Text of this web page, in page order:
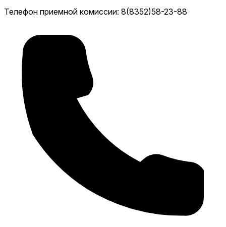
Телефон приемной комиссии: 8(8352)58-23-88